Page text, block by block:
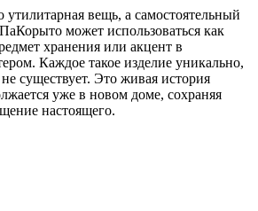
утилитарная вещь, а самостоятельный
может использоваться как
хранения или акцент в
Каждое такое изделие уникально,
существует. Это живая история
уже в новом доме, сохраняя
настоящего.